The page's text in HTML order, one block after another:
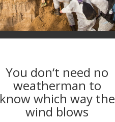
You don‘t need no
weatherman to
know which way the
wind blows